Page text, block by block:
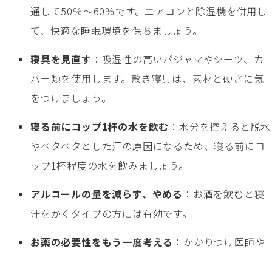
通して50％〜60％です。エアコンと除湿機を併用し
て、快適な睡眠環境を保ちましょう。
寝具を見直す ：吸湿性の高いパジャマやシーツ、カ
バー類を使用します。敷き寝具は、素材と硬さに気
をつけましょう。
寝る前にコップ1杯の水を飲む ：水分を控えると脱水
やベタベタとした汗の原因になるため、寝る前にコ
ップ1杯程度の水を飲みましょう。
アルコールの量を減らす、やめる ：お酒を飲むと寝
汗をかくタイプの方には有効です。
お薬の必要性をもう一度考える ：かかりつけ医師や